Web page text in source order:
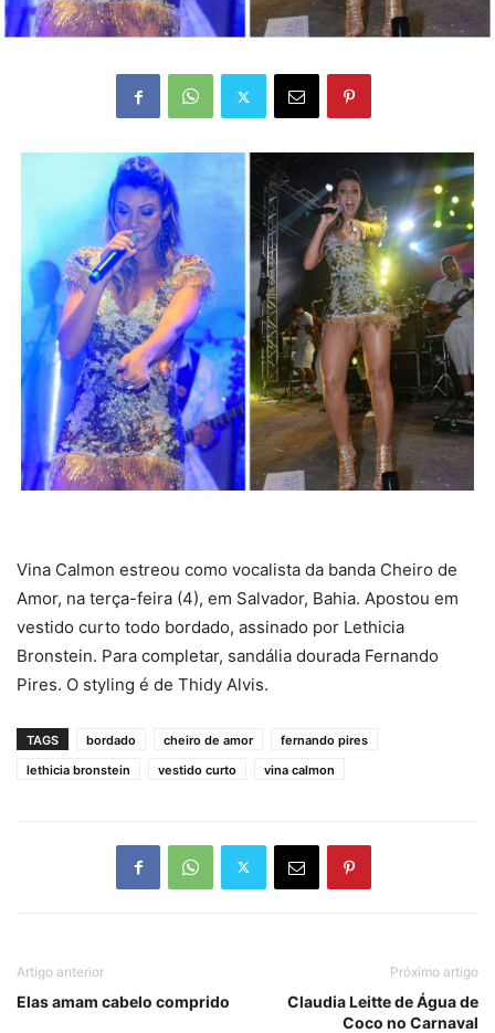
Vina Calmon estreou como vocalista da banda Cheiro de
Amor, na terça-feira (4), em Salvador, Bahia. Apostou em
vestido curto todo bordado, assinado por Lethicia
Bronstein. Para completar, sandália dourada Fernando
Pires. O styling é de Thidy Alvis.
TAGS bordado cheiro de amor
fernando pires
lethicia bronstein
vestido curto vina calmon
Artigo anterior
Elas amam cabelo comprido
Próximo artigo
Claudia Leitte de Água de
Coco no Carnaval